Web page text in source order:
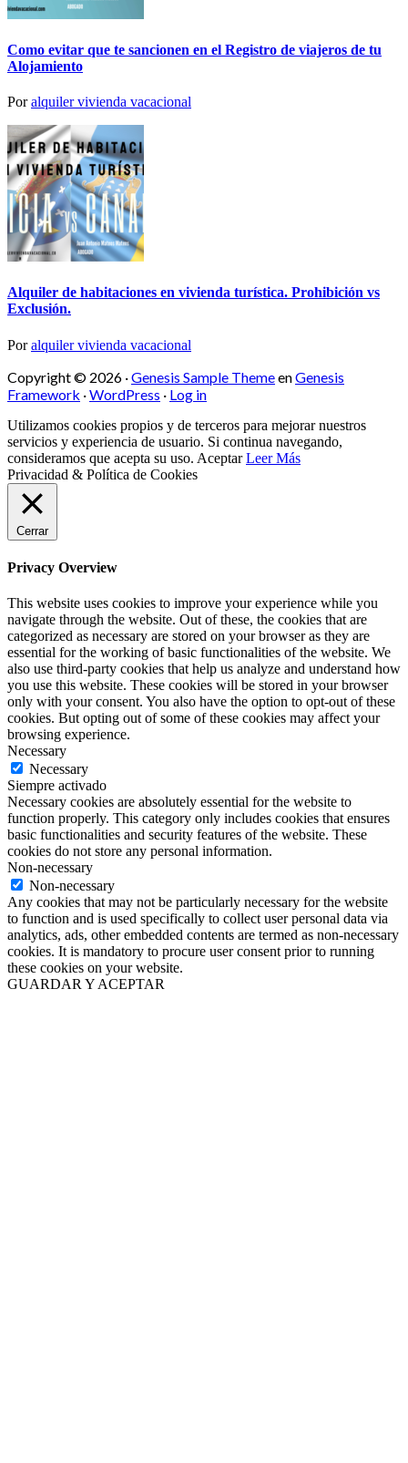
Como evitar que te sancionen en el Registro de viajeros de tu
Alojamiento
Poralquiler vivienda vacacional
Alquiler de habitaciones en vivienda turística. Prohibición vs
Exclusión.
Poralquiler vivienda vacacional
Copyright © 2026 ·Genesis Sample ThemeenGenesis
Framework ·WordPress · Log in
Utilizamos cookies propios y de terceros para mejorar nuestros
servicios y experiencia de usuario. Si continua navegando,
consideramos que acepta su uso. Aceptar Leer Más
Privacidad & Política de Cookies
Cerrar
Privacy Overview
This website uses cookies to improve your experience while you
navigate through the website. Out of these, the cookies that are
categorized as necessary are stored on your browser as they are
essential for the working of basic functionalities of the website. We
also use third-party cookies that help us analyze and understand how
you use this website. These cookies will be stored in your browser
only with your consent. You also have the option to opt-out of these
cookies. But opting out of some of these cookies may affect your
browsing experience.
Necessary
Necessary
Siempre activado
Necessary cookies are absolutely essential for the website to
function properly. This category only includes cookies that ensures
basic functionalities and security features of the website. These
cookies do not store any personal information.
Non-necessary
Non-necessary
Any cookies that may not be particularly necessary for the website
to function and is used specifically to collect user personal data via
analytics, ads, other embedded contents are termed as non-necessary
cookies. It is mandatory to procure user consent prior to running
these cookies on your website.
GUARDAR Y ACEPTAR